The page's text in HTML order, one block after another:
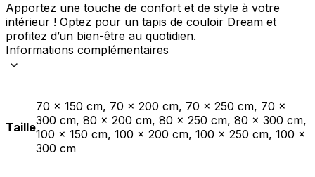
Apportez une touche de confort et de style à votre
intérieur ! Optez pour un tapis de couloir Dream et
profitez d’un bien-être au quotidien.
Informations complémentaires
Taille
70 x 150 cm, 70 x 200 cm, 70 x 250 cm, 70 x
300 cm, 80 x 200 cm, 80 x 250 cm, 80 x 300 cm,
100 x 150 cm, 100 x 200 cm, 100 x 250 cm, 100 x
300 cm